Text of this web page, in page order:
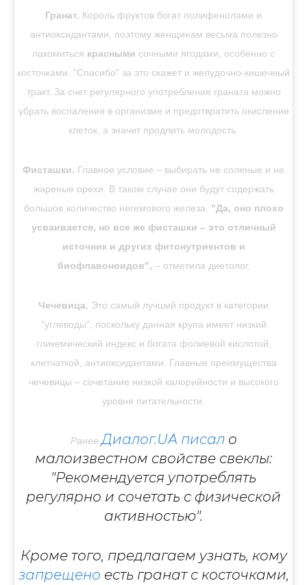
Гранат. Король фруктов богат полифенолами и
антиоксидантами, поэтому женщинам весьма полезно
лакомиться красными сочными ягодами, особенно с
косточками. "Спасибо" за это скажет и желудочно-кишечный
тракт. За счет регулярного употребления граната можно
убрать воспаления в организме и предотвратить окисление
клеток, а значит продлить молодость.
Фисташки. Главное условие – выбирать не соленые и не
жареные орехи. В таком случае они будут содержать
большое количество негемового железа. "Да, оно плохо
усваивается, но все же фисташки – это отличный
источник и других фитонутриентов и
биофлавоноидов", – отметила диетолог.
Чечевица. Это самый лучший продукт в категории
"углеводы", поскольку данная крупа имеет низкий
гликемический индекс и богата фолиевой кислотой,
клетчаткой, антиоксидантами. Главные преимущества
чечевицы – сочетание низкой калорийности и высокого
уровня питательности.
Ранее Диалог.UA писало
малоизвестном свойстве свеклы:
"Рекомендуется употреблять
регулярно и сочетать с физической
активностью".
Кроме того, предлагаем узнать, кому
запрещено есть гранат с косточками,